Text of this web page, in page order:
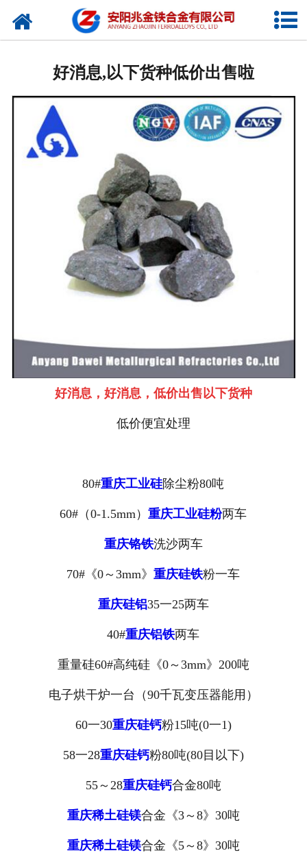
网站首页
产品中心
联系我们
好消息,以下货种低价出售啦
好消息，好消息，低价出售以下货种
低价便宜处理
80#重庆工业硅除尘粉80吨
60#（0-1.5mm）重庆工业硅粉两车
重庆铬铁洗沙两车
70#《0～3mm》重庆硅铁粉一车
重庆硅铝35一25两车
40#重庆铝铁两车
重量硅60#高纯硅《0～3mm》200吨
电子烘干炉一台（90千瓦变压器能用）
60一30重庆硅钙粉15吨(0一1)
58一28重庆硅钙粉80吨(80目以下)
55～28重庆硅钙合金80吨
重庆稀土硅镁合金《3～8》30吨
重庆稀土硅镁合金《5～8》30吨